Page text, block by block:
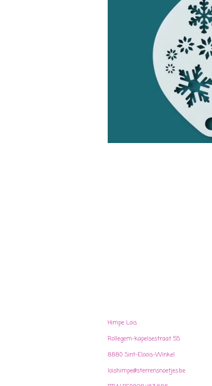
Himpe Lois
Rollegem-kapelsestraat 55
8880 Sint-Eloois-Winkel
loishimpe@sterrensnoetjes.be